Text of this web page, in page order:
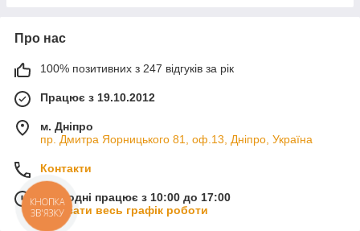
Про нас
100% позитивних з 247 відгуків за рік
Працює з 19.10.2012
м. Дніпро
пр. Дмитра Яорницького 81, оф.13, Дніпро, Україна
Контакти
Сьогодні працює з 10:00 до 17:00
Показати весь графік роботи
КНОПКА
ЗВ'ЯЗКУ